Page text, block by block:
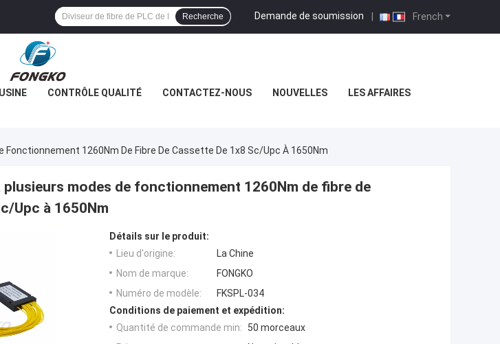
French
Demande de soumission |
Recherche
CONTRÔLE QUALITÉ CONTACTEZ-NOUS NOUVELLES LES AFFAIRES
Fonctionnement 1260Nm De Fibre De Cassette De 1x8 Sc/Upc À 1650Nm
modes de fonctionnement 1260Nm de fibre de
Upc à 1650Nm
Détails sur le produit:
Lieu d'origine:
La Chine
Nom de marque:
FONGKO
Numéro de modèle:
FKSPL-034
Conditions de paiement et expédition:
Quantité de commande min:
50 morceaux